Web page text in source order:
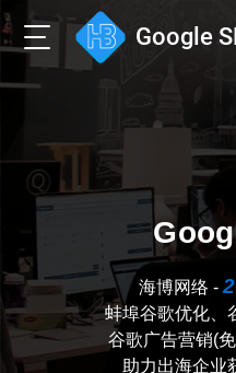
Google
海博网络 -
蚌埠谷歌优化、
谷歌广告营销(
助力出海企业